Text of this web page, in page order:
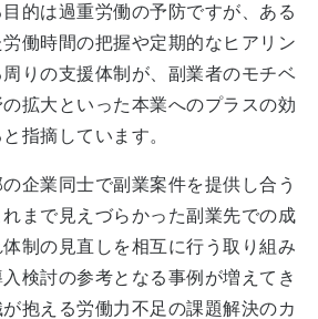
的は過重労働の予防ですが、ある
働時間の把握や定期的なヒアリン
りの支援体制が、副業者のモチベ
拡大といった本業へのプラスの効
指摘しています。
企業同士で副業案件を提供し合う
れまで見えづらかった副業先での成
制の見直しを相互に行う取り組み
検討の参考となる事例が増えてき
抱える労働力不足の課題解決のカ